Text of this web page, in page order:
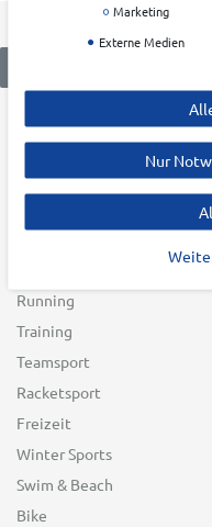
KATEGORIEN
Damen
Running
Training
Teamsport
Racketsport
Freizeit
Winter Sports
Swim & Beach
Bike
Marketing
Externe Medien
Nur